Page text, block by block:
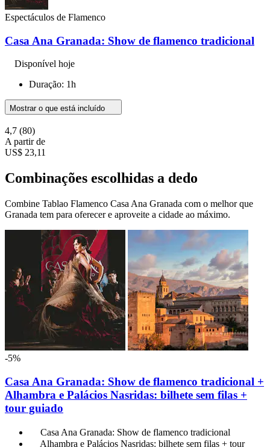
Espectáculos de Flamenco
Casa Ana Granada: Show de flamenco tradicional
Disponível hoje
Duração: 1h
Mostrar o que está incluído
4,7 (80)
A partir de
US$ 23,11
Combinações escolhidas a dedo
Combine Tablao Flamenco Casa Ana Granada com o melhor que
Granada tem para oferecer e aproveite a cidade ao máximo.
-5%
Casa Ana Granada: Show de flamenco tradicional +
Alhambra e Palácios Nasridas: bilhete sem filas +
tour guiado
Casa Ana Granada: Show de flamenco tradicional
Alhambra e Palácios Nasridas: bilhete sem filas + tour